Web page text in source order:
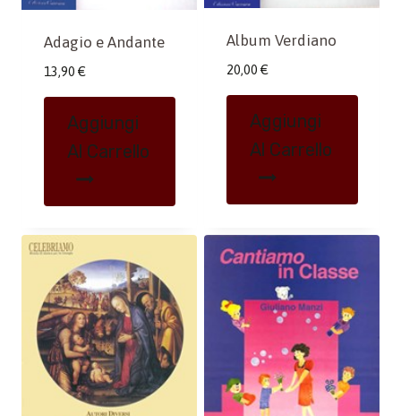
Adagio e Andante
13,90 €
Aggiungi
Al Carrello
Album Verdiano
20,00 €
Aggiungi
Al Carrello